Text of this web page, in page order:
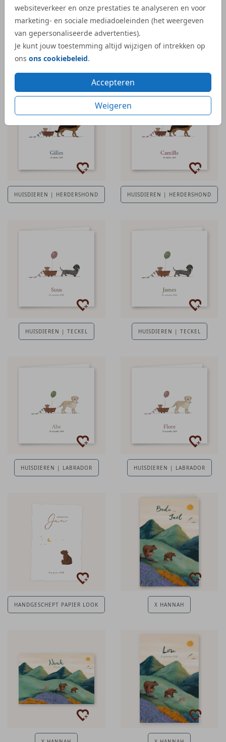
websiteverkeer en onze prestaties te analyseren en voor
marketing- en sociale mediadoeleinden (het weergeven
van gepersonaliseerde advertenties).
Je kunt jouw toestemming altijd wijzigen of intrekken op
ons ons cookiebeleid.
Accepteren
Weigeren
ZUSJE
HUISDIEREN | HERDERSHOND HUISDIEREN | HERDERSHOND
HUISDIEREN | TECKEL HUISDIEREN | TECKEL
HUISDIEREN | LABRADOR HUISDIEREN | LABRADOR
HANDGESCHEPT PAPIER LOOK X HANNAH